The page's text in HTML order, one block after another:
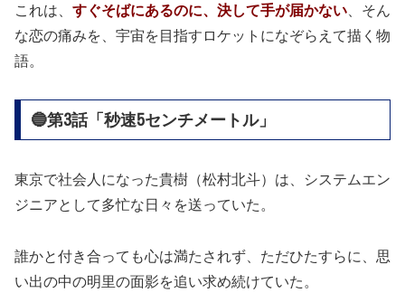
これは、 すぐそばにあるのに、決して手が届かない 、そん
な恋の痛みを、宇宙を目指すロケットになぞらえて描く物
語。
🔵第3話「秒速5センチメートル」
東京で社会人になった貴樹（松村北斗）は、システムエン
ジニアとして多忙な日々を送っていた。
誰かと付き合っても心は満たされず、ただひたすらに、思
い出の中の明里の面影を追い求め続けていた。